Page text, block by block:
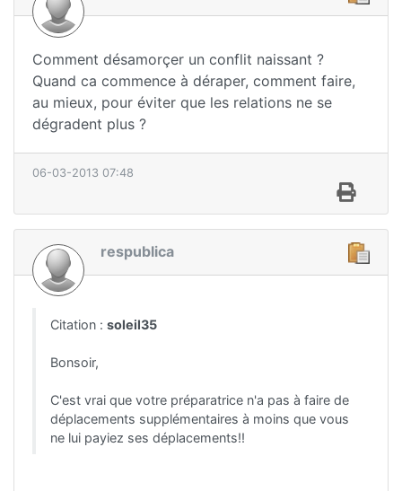
Comment désamorçer un conflit naissant ?
Quand ca commence à déraper, comment faire,
au mieux, pour éviter que les relations ne se
dégradent plus ?
06-03-2013 07:48
respublica
Citation : soleil35
Bonsoir,
C'est vrai que votre préparatrice n'a pas à faire de
déplacements supplémentaires à moins que vous
ne lui payiez ses déplacements!!